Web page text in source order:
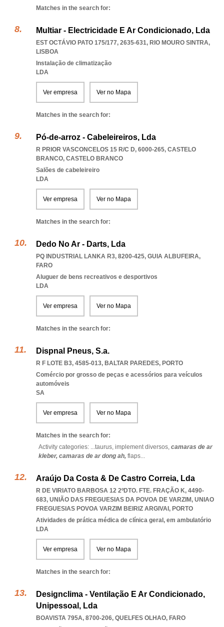
Matches in the search for:
Multiar - Electricidade E Ar Condicionado, Lda
EST OCTÁVIO PATO 175/177, 2635-631, RIO MOURO SINTRA,
LISBOA
Instalação de climatização
LDA
Ver empresa Ver no Mapa
Matches in the search for:
Pó-de-arroz - Cabeleireiros, Lda
R PRIOR VASCONCELOS 15 R/C D, 6000-265, CASTELO
BRANCO, CASTELO BRANCO
Salões de cabeleireiro
LDA
Ver empresa Ver no Mapa
Matches in the search for:
Dedo No Ar - Darts, Lda
PQ INDUSTRIAL LANKA R3, 8200-425, GUIA ALBUFEIRA,
FARO
Aluguer de bens recreativos e desportivos
LDA
Ver empresa Ver no Mapa
Matches in the search for:
Dispnal Pneus, S.a.
R F LOTE B3, 4585-013, BALTAR PAREDES, PORTO
Comércio por grosso de peças e acessórios para veículos
automóveis
SA
Ver empresa Ver no Mapa
Matches in the search for:
Activity categories: ...taurus, implement diversos, camaras de ar
kleber, camaras de ar dong ah, flaps...
Araújo Da Costa & De Castro Correia, Lda
R DE VIRIATO BARBOSA 12 2ºDTO. FTE. FRAÇÃO K, 4490-
683, UNIÃO DAS FREGUESIAS DA POVOA DE VARZIM, UNIAO
FREGUESIAS POVOA VARZIM BEIRIZ ARGIVAI , PORTO
Atividades de prática médica de clínica geral, em ambulatório
LDA
Ver empresa Ver no Mapa
Matches in the search for:
Designclima - Ventilação E Ar Condicionado,
Unipessoal, Lda
BOAVISTA 795A, 8700-206, QUELFES OLHAO, FARO